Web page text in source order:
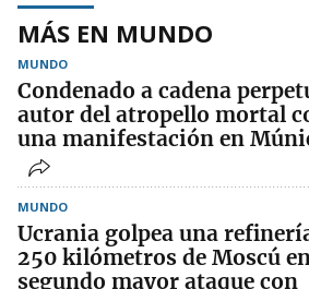
MÁS EN MUNDO
MUNDO
Condenado a cadena
autor del atropello mortal
una manifestación en
MUNDO
Ucrania golpea una
250 kilómetros de Moscú
segundo mayor ataque con